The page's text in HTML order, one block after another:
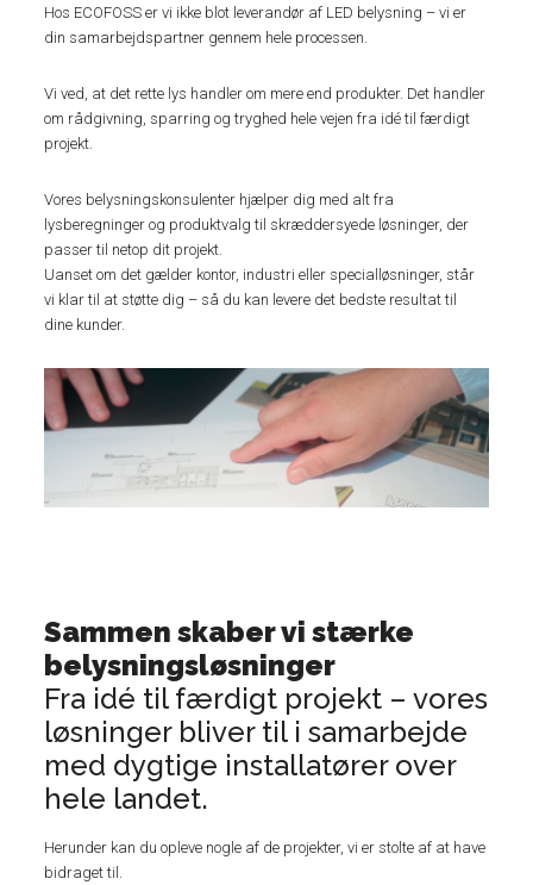
Hos ECOFOSS er vi ikke blot leverandør af LED belysning – vi er
din samarbejdspartner gennem hele processen.
Vi ved, at det rette lys handler om mere end produkter. Det handler
om rådgivning, sparring og tryghed hele vejen fra idé til færdigt
projekt.
Vores belysningskonsulenter hjælper dig med alt fra
lysberegninger og produktvalg til skræddersyede løsninger, der
passer til netop dit projekt.
Uanset om det gælder kontor, industri eller specialløsninger, står
vi klar til at støtte dig – så du kan levere det bedste resultat til
dine kunder.
Sammen skaber vi stærke
belysningsløsninger
Fra idé til færdigt projekt – vores
løsninger bliver til i samarbejde
med dygtige installatører over
hele landet.
Herunder kan du opleve nogle af de projekter, vi er stolte af at have
bidraget til.